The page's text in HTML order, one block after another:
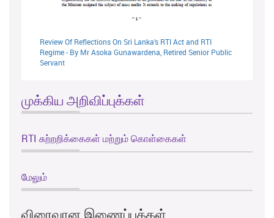
Review Of Reflections On Sri Lanka's RTI Act and RTI
Regime - By Mr Asoka Gunawardena, Retired Senior Public
Servant
முக்கிய அறிவிப்புக்கள்
RTI சுற்றறிக்கைகள் மற்றும் கொள்கைகள்
மேலும்
விரைவான இணைப்புக்கள்